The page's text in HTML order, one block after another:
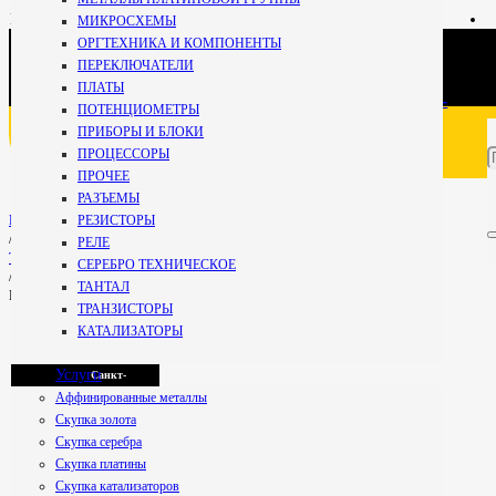
Кириши
Мурманск
Петрозаводск
Псков
Санкт-
Петербург
+7 800 234-99-
МИКРОСХЕМЫ
ОРГТЕХНИКА И КОМПОНЕНТЫ
ПЕРЕКЛЮЧАТЕЛИ
ПЛАТЫ
ПОТЕНЦИОМЕТРЫ
ПРИБОРЫ И БЛОКИ
ПРОЦЕССОРЫ
ПРОЧЕЕ
РАЗЪЕМЫ
РЕЗИСТОРЫ
РЕЛЕ
СЕРЕБРО ТЕХНИЧЕСКОЕ
ТАНТАЛ
ТРАНЗИСТОРЫ
КАТАЛИЗАТОРЫ
Услуги
Аффинированные металлы
Скупка золота
Скупка серебра
Скупка платины
Скупка катализаторов
Главная
/
ТРАНЗИСТОРЫ
/
КТ 630,830,831,505
КТ 630,830,831,505